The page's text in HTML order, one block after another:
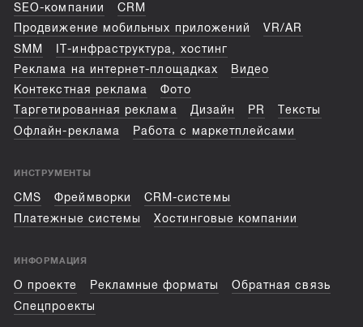
SEO-компании
CRM
Продвижение мобильных приложений
VR/AR
SMM
IT-инфраструктура, хостинг
Реклама на интернет-площадках
Видео
Контекстная реклама
Фото
Таргетированная реклама
Дизайн PR
Тексты
Офлайн-реклама
Работа с маркетплейсами
ИНСТРУМЕНТЫ
CMS Фреймворки
CRM-системы
Платежные системы
Хостинговые компании
ИНФОРМАЦИЯ
О проекте Рекламные форматы
Обратная связь
Спецпроекты